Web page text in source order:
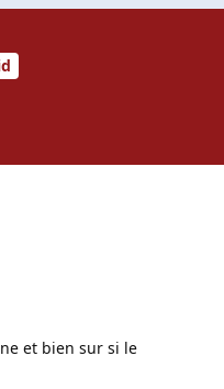
et bien sur si le